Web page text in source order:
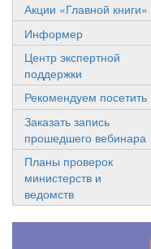
Акции «Главной книги»
Информер
Центр экспертной
поддержки
Рекомендуем посетить
Заказать запись
прошедшего вебинара
Планы проверок
министерств и
ведомств